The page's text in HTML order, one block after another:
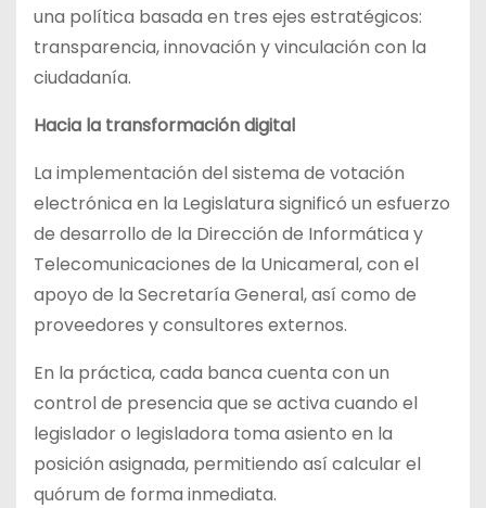
una política basada en tres ejes estratégicos:
transparencia, innovación y vinculación con la
ciudadanía.
Hacia la transformación digital
La implementación del sistema de votación
electrónica en la Legislatura significó un esfuerzo
de desarrollo de la Dirección de Informática y
Telecomunicaciones de la Unicameral, con el
apoyo de la Secretaría General, así como de
proveedores y consultores externos.
En la práctica, cada banca cuenta con un
control de presencia que se activa cuando el
legislador o legisladora toma asiento en la
posición asignada, permitiendo así calcular el
quórum de forma inmediata.